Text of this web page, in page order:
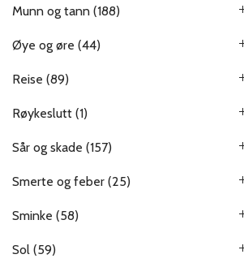
Munn og tann (188)
Øye og øre (44)
Reise (89)
Røykeslutt (1)
Sår og skade (157)
Smerte og feber (25)
Sminke (58)
Sol (59)